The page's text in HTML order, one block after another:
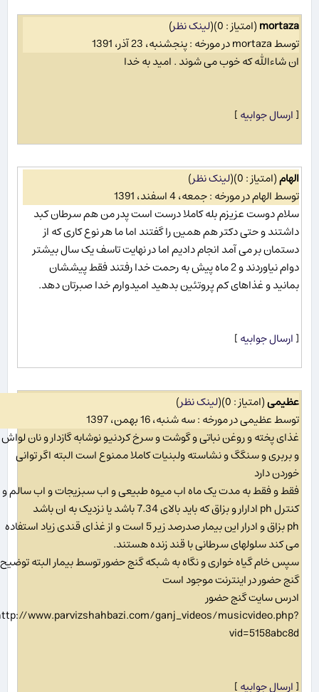
mortaza(امتیاز : 0) (لینک نظر)
توسط mortaza در مورخه : پنجشنبه، 23 آذر، 1391
ان شاءالله که خوب می شوند . امید به خدا
[ارسال جوابیه]
الهام(امتیاز : 0) (لینک نظر)
توسط الهام در مورخه : جمعه، 4 اسفند، 1391
سلام دوست عزیزم بله کاملا درست است پدر من هم سرطان کبد
داشتند و حتی دکتر هم همین را گفتند اما ما هر نوع کاری که از
دستمان بر می آمد انجام دادیم اما در نهایت تاسف یک سال بیشتر
دوام نیاوردند و 2 ماه پیش به رحمت خدا رفتند فقط پیششان
بمانید و غذاهای کم پروتئین بدهید امیدوارم خدا صبرتان دهد.
[ارسال جوابیه]
عظیمی(امتیاز : 0) (لینک نظر)
توسط عظیمی در مورخه : سه شنبه، 16 بهمن، 1397
غذای پخته و روغن نباتی و گوشت و سرخ کردنیو نوشابه گازدار و نان لواش
و بربری و سنگگ و نشاسته ولبنیات کاملا ممنوع است البته اگر توانی
خوردن دارد
فقط و فقط به مدت یک ماه اب میوه طبیعی و اب سبزیجات و اب سالم و
کنترل ph ادارار و بزاق که باید بالای 7.34 باشد یا نزدیک به ان باشد
ph بزاق و ادرار این بیمار صدرصد زیر 5 است و از غذای قندی زیاد استفاده
می کند سلولهای سرطانی با قند زنده هستند.
سپس خام گیاه خواری و نگاه به شبکه گنج حضور توسط بیمار البته توضیح
گنج حضور در اینترنت موجود است
ادرس سایت گنج حضور
www.parvizshahbazi.com/ganj_videos/musicvideo.php?
vid=5158abc8d
[ارسال جوابیه]